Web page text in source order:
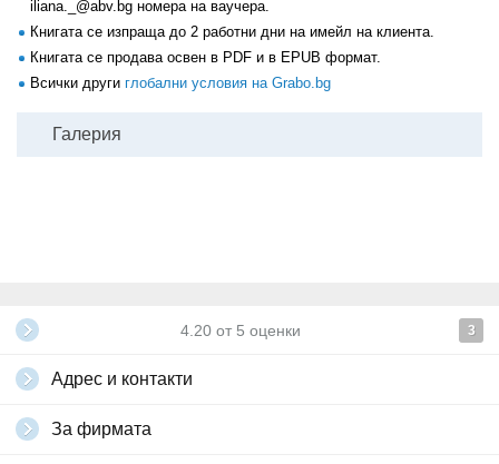
iliana._@abv.bg номера на ваучера.
Книгата се изпраща до 2 работни дни на имейл на клиента.
Книгата се продава освен в PDF и в EPUB формат.
Всички други глобални условия на Grabo.bg
Галерия
4.20 от 5 оценки 3
Адрес и контакти
За фирмата